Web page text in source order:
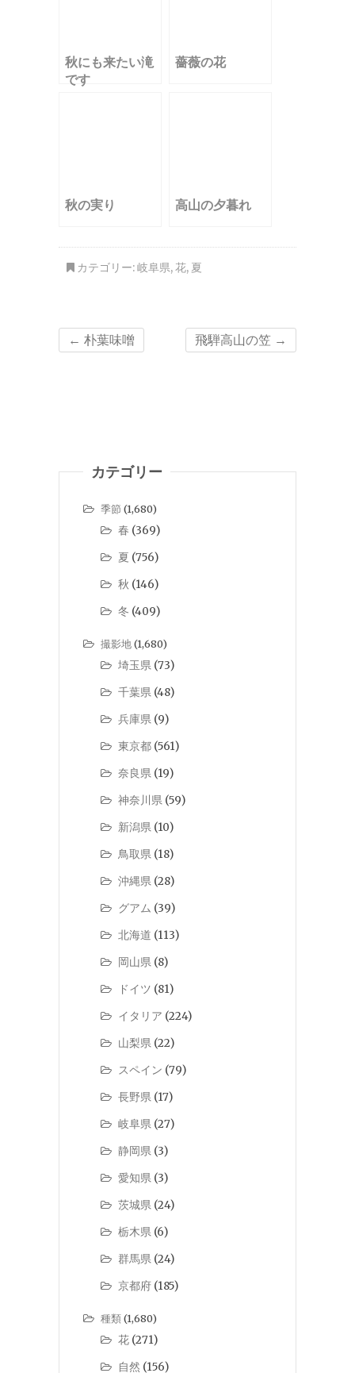
秋にも来たい滝
です
薔薇の花
秋の実り 高山の夕暮れ
カテゴリー:岐阜県,花, 夏
← 朴葉味噌 飛騨高山の笠 →
カテゴリー
季節 (1,680)
春 (369)
夏 (756)
秋 (146)
冬 (409)
撮影地(1,680)
埼玉県 (73)
千葉県 (48)
兵庫県 (9)
東京都 (561)
奈良県 (19)
神奈川県 (59)
新潟県 (10)
鳥取県 (18)
沖縄県 (28)
グアム (39)
北海道 (113)
岡山県 (8)
ドイツ (81)
イタリア (224)
山梨県 (22)
スペイン (79)
長野県 (17)
岐阜県 (27)
静岡県 (3)
愛知県 (3)
茨城県 (24)
栃木県 (6)
群馬県 (24)
京都府 (185)
種類(1,680)
花 (271)
自然 (156)